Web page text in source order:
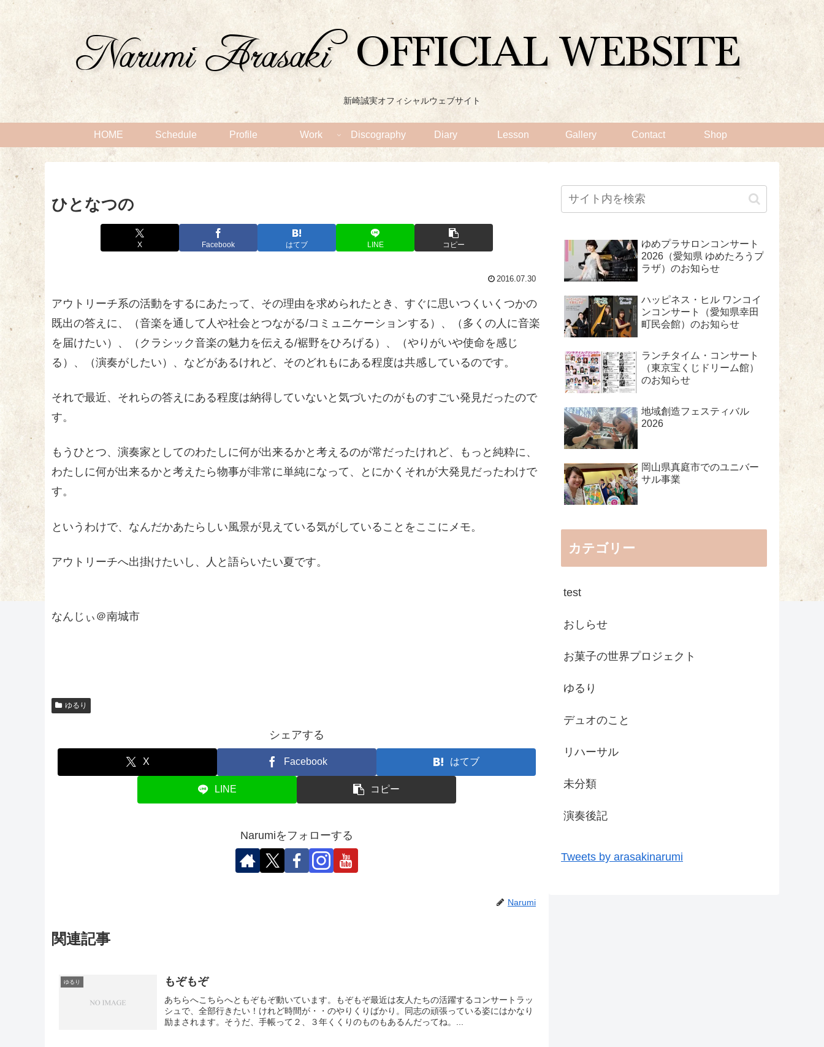
新崎誠実オフィシャルウェブサイト
HOME Schedule Profile Work Discography Diary Lesson Gallery Contact Shop
ひとなつの
X Facebook はてブ LINE コピー
2016.07.30
アウトリーチ系の活動をするにあたって、その理由を求められたとき、すぐに思いつくいくつかの
既出の答えに、（音楽を通して人や社会とつながる/コミュニケーションする）、（多くの人に音楽
を届けたい）、（クラシック音楽の魅力を伝える/裾野をひろげる）、（やりがいや使命を感じ
る）、（演奏がしたい）、などがあるけれど、そのどれもにある程度は共感しているのです。
それで最近、それらの答えにある程度は納得していないと気づいたのがものすごい発見だったので
す。
もうひとつ、演奏家としてのわたしに何が出来るかと考えるのが常だったけれど、もっと純粋に、
わたしに何が出来るかと考えたら物事が非常に単純になって、とにかくそれが大発見だったわけで
す。
というわけで、なんだかあたらしい風景が見えている気がしていることをここにメモ。
アウトリーチへ出掛けたいし、人と語らいたい夏です。
なんじぃ＠南城市
ゆるり
シェアする
X Facebook はてブ
LINE コピー
Narumiをフォローする
Narumi
関連記事
ゆるり もぞもぞ
あちらへこちらへともぞもぞ動いています。もぞもぞ最近は友人たちの活躍するコンサートラッ
シュで、全部行きたい！けれど時間が・・のやりくりばかり。同志の頑張っている姿にはかなり
励まされます。そうだ、手帳って２、３年くくりのものもあるんだってね。...
ゆめプラサロンコンサート
2026（愛知県 ゆめたろうプ
ラザ）のお知らせ
ハッピネス・ヒル ワンコイ
ンコンサート（愛知県幸田
町民会館）のお知らせ
ランチタイム・コンサート
（東京宝くじドリーム館）
のお知らせ
地域創造フェスティバル
2026
岡山県真庭市でのユニバー
サル事業
カテゴリー
test
おしらせ
お菓子の世界プロジェクト
ゆるり
デュオのこと
リハーサル
未分類
演奏後記
Tweets by arasakinarumi